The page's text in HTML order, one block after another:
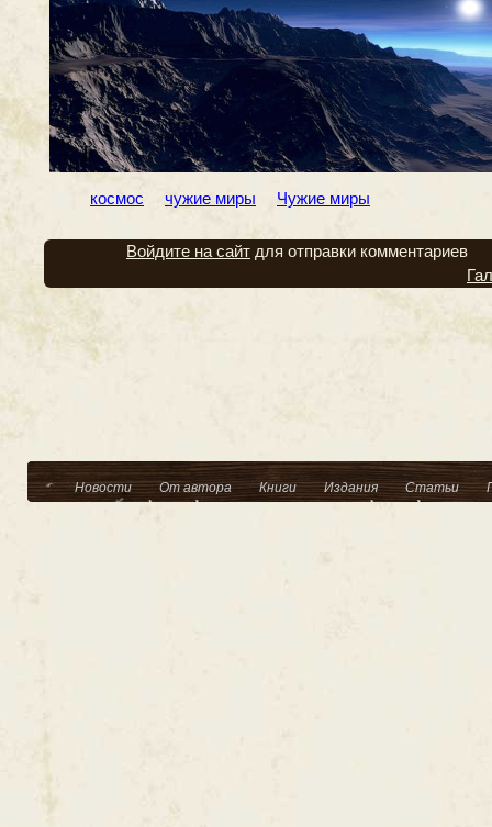
космос чужие миры Чужие миры
Войдите на сайт для отправки комментариев
Новости От автора Книги Издания Статьи